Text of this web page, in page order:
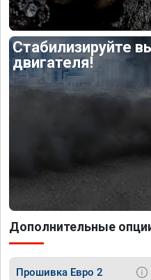
Стабилизируйте
двигателя!
Дополнительные
Прошивка Евро 2